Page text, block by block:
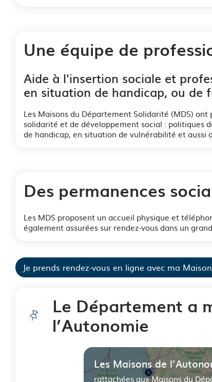
Une équipe de
Aide à l'insertion sociale et
en situation de handicap, ou de
Les Maisons du Département Solidarité (MDS)
solidarité et de développement social : politiques
de handicap, en situation de vulnérabilité et
Des permanences
Les MDS proposent un accueil physique et
également assurées sur rendez-vous dans un
Je prends rendez-vous en ligne avec ma
Le Département a
l’Autonomie
Les Maisons de
rattachées aux Maisons du